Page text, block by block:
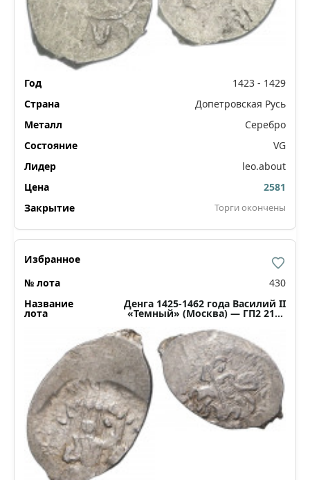
1423 - 1429
Допетровская Русь
Серебро
VG
leo.about
2581
Торги окончены
430
Денга 1425-1462 года Василий II
«Темный» (Москва) — ГП2 2150